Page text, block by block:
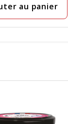
au panier